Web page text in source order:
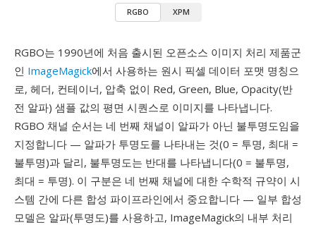
RGBO XPM
RGBO는 1990년에 처음 출시된 오픈소스 이미지 처리 제품군
인 ImageMagick에서 사용하는 원시 픽셀 데이터 포맷 명칭으
로, 헤더, 컨테이너, 압축 없이 Red, Green, Blue, Opacity(반
전 알파) 샘플 값의 평면 시퀀스로 이미지를 나타냅니다.
RGBO 채널 순서는 네 번째 채널이 알파가 아닌 불투명도임을
지정합니다 — 알파가 투명도를 나타내는 것(0 = 투명, 최대 =
불투명)과 달리, 불투명도는 반대를 나타냅니다(0 = 불투명,
최대 = 투명). 이 구분은 네 번째 채널에 대한 수학적 규약이 시
스템 간에 다른 합성 파이프라인에서 중요합니다 — 일부 합성
모델은 알파(투명도)를 사용하고, ImageMagick의 내부 처리